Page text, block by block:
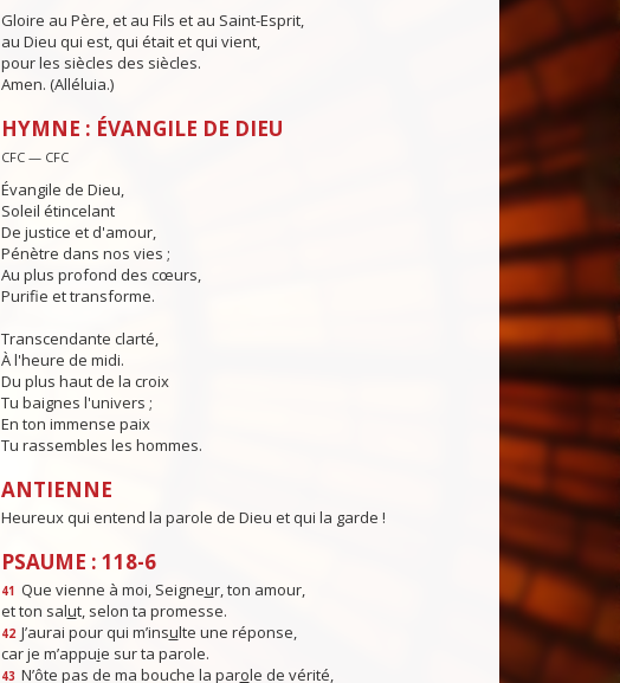
Gloire au Père, et au Fils et au Saint-Esprit,
au Dieu qui est, qui était et qui vient,
pour les siècles des siècles.
Amen. (Alléluia.)
HYMNE : ÉVANGILE DE DIEU
CFC — CFC
Évangile de Dieu,
Soleil étincelant
De justice et d'amour,
Pénètre dans nos vies ;
Au plus profond des cœurs,
Purifie et transforme.
Transcendante clarté,
À l'heure de midi.
Du plus haut de la croix
Tu baignes l'univers ;
En ton immense paix
Tu rassembles les hommes.
ANTIENNE
Heureux qui entend la parole de Dieu et qui la garde !
PSAUME : 118-6
41 Que vienne à moi, Seigneur, ton amour,
et ton salut, selon ta promesse.
42 J’aurai pour qui m’insulte une réponse,
car je m’appuie sur ta parole.
43 N’ôte pas de ma bouche la parole de vérité,